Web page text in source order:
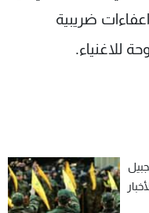
ضريبية
للاغنياء.